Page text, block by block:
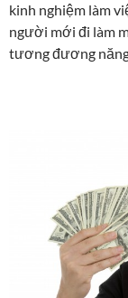
kinh nghiệm làm
người mới đi làm
tương đương